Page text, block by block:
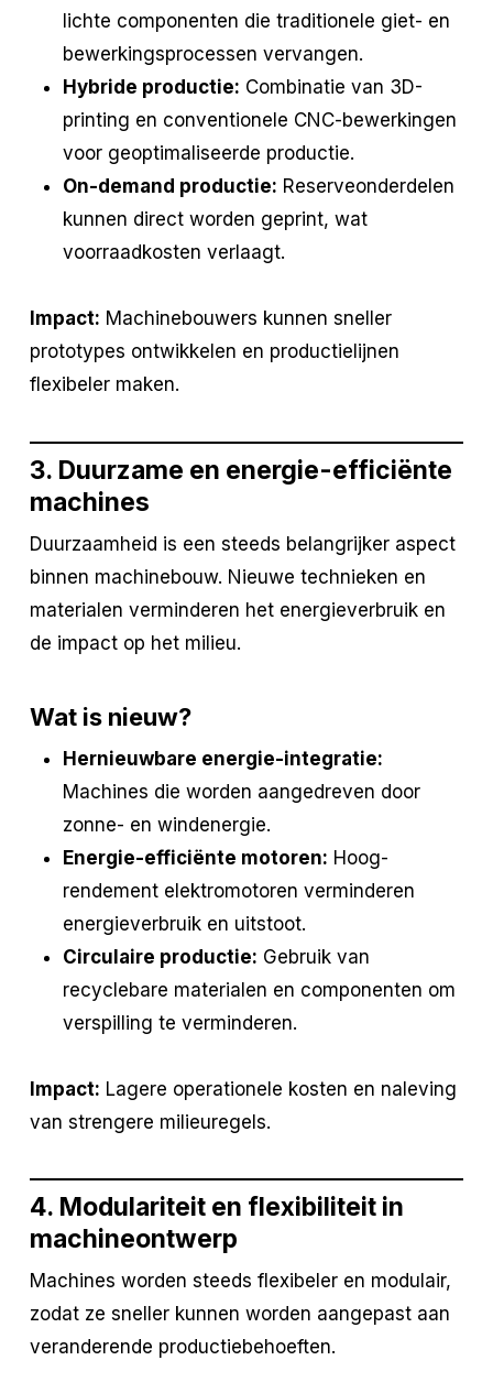
lichte componenten die traditionele giet- en
bewerkingsprocessen vervangen.
Hybride productie: Combinatie van 3D-
printing en conventionele CNC-bewerkingen
voor geoptimaliseerde productie.
On-demand productie: Reserveonderdelen
kunnen direct worden geprint, wat
voorraadkosten verlaagt.
Impact: Machinebouwers kunnen sneller
prototypes ontwikkelen en productielijnen
flexibeler maken.
3. Duurzame en energie-efficiënte
machines
Duurzaamheid is een steeds belangrijker aspect
binnen machinebouw. Nieuwe technieken en
materialen verminderen het energieverbruik en
de impact op het milieu.
Wat is nieuw?
Hernieuwbare energie-integratie:
Machines die worden aangedreven door
zonne- en windenergie.
Energie-efficiënte motoren: Hoog-
rendement elektromotoren verminderen
energieverbruik en uitstoot.
Circulaire productie: Gebruik van
recyclebare materialen en componenten om
verspilling te verminderen.
Impact: Lagere operationele kosten en naleving
van strengere milieuregels.
4. Modulariteit en flexibiliteit in
machineontwerp
Machines worden steeds flexibeler en modulair,
zodat ze sneller kunnen worden aangepast aan
veranderende productiebehoeften.